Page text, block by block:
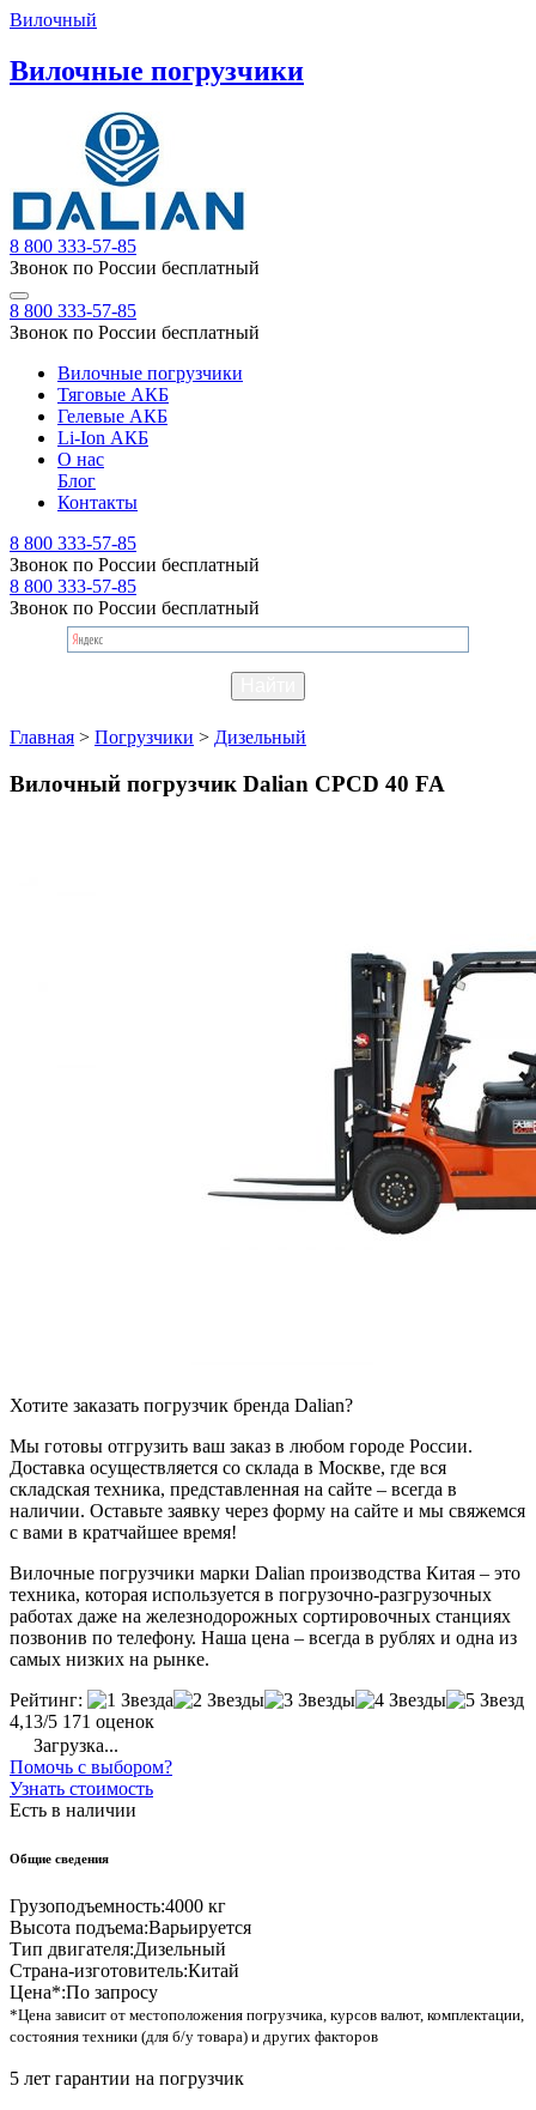
Вилочный
Вилочные погрузчики
8 800 333-57-85
Звонок по России бесплатный
8 800 333-57-85
Звонок по России бесплатный
Вилочные погрузчики
Тяговые АКБ
Гелевые АКБ
Li-Ion АКБ
О нас
Блог
Контакты
8 800 333-57-85
Звонок по России бесплатный
8 800 333-57-85
Звонок по России бесплатный
Главная > Погрузчики > Дизельный
Вилочный погрузчик Dalian CPCD 40 FA
Хотите заказать погрузчик бренда Dalian?
Мы готовы отгрузить ваш заказ в любом городе России.
Доставка осуществляется со склада в Москве, где вся
складская техника, представленная на сайте – всегда в
наличии. Оставьте заявку через форму на сайте и мы свяжемся
с вами в кратчайшее время!
Вилочные погрузчики марки Dalian производства Китая – это
техника, которая используется в погрузочно-разгрузочных
работах даже на железнодорожных сортировочных станциях
позвонив по телефону. Наша цена – всегда в рублях и одна из
самых низких на рынке.
Рейтинг:
4,13/5 171 оценок
Загрузка...
Помочь с выбором?
Узнать стоимость
Есть в наличии
Общие сведения
Грузоподъемность:4000 кг
Высота подъема:Варьируется
Тип двигателя:Дизельный
Страна-изготовитель:Китай
Цена*:По запросу
*Цена зависит от местоположения погрузчика, курсов валют, комплектации,
состояния техники (для б/у товара) и других факторов
5 лет гарантии на погрузчик